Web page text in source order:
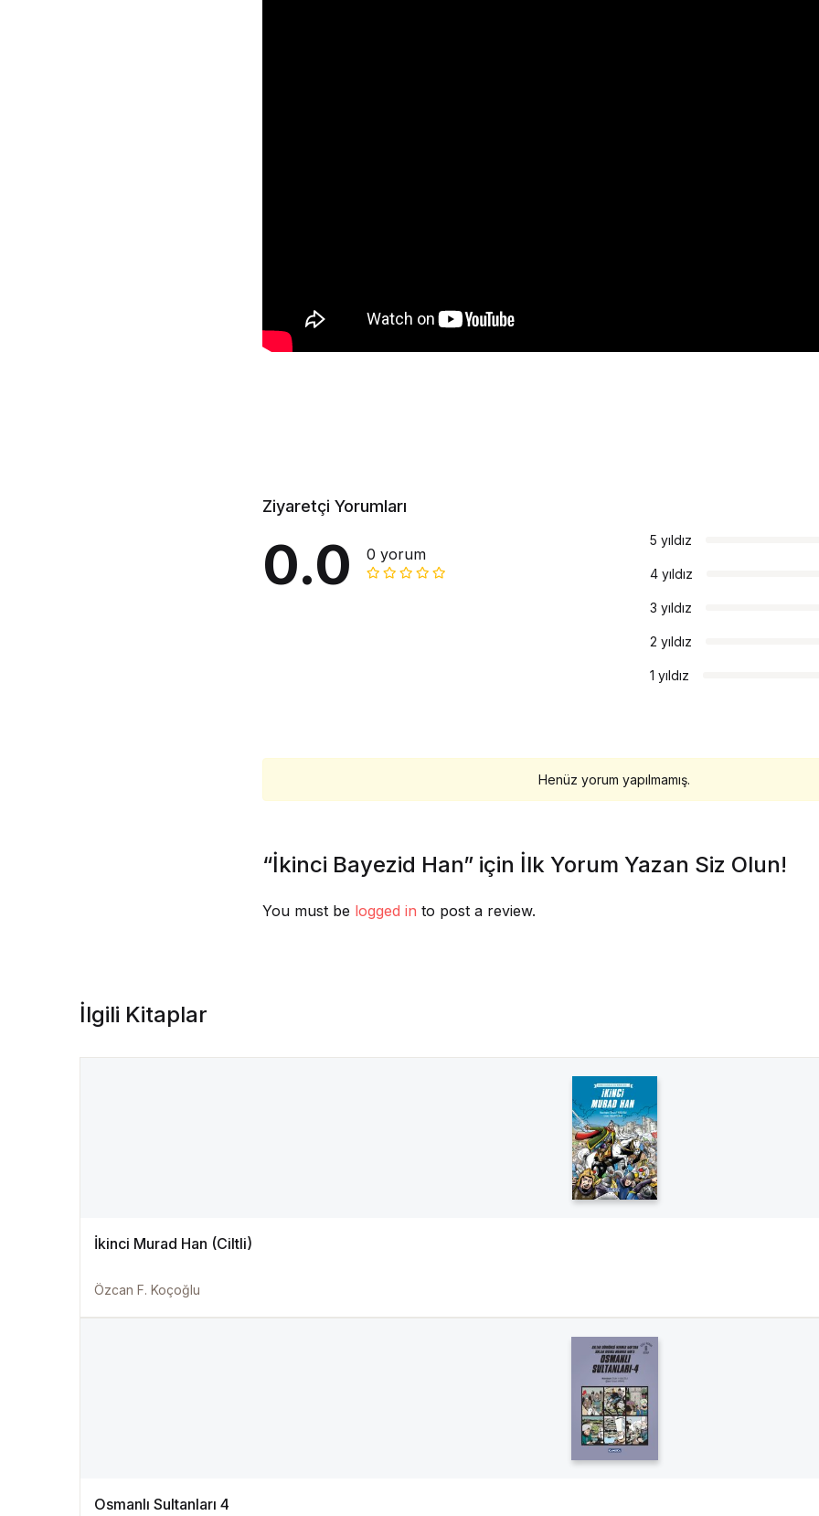
Ziyaretçi Yorumları
0.0 0 yorum
5 yıldız
4 yıldız
3 yıldız
2 yıldız
1 yıldız
Henüz yorum yapılmamış.
“İkinci Bayezid Han” için İlk Yorum Yazan Siz Olun!
You must be logged in to post a review.
İlgili Kitaplar
İkinci Murad Han (Ciltli)
Özcan F. Koçoğlu
Osmanlı Sultanları 4